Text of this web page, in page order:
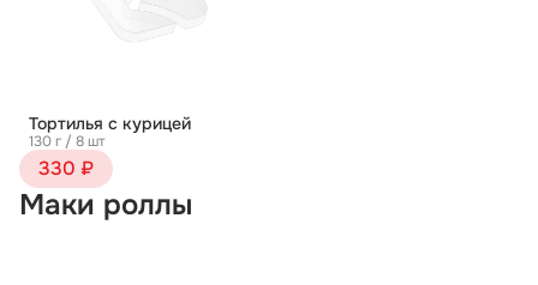
Тортилья с курицей
130 г / 8 шт
330 ₽
Маки роллы